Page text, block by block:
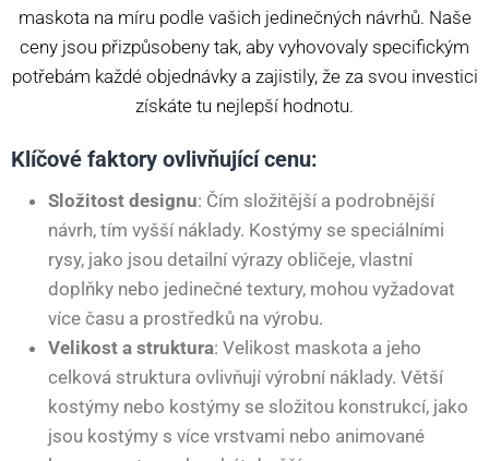
maskota na míru podle vašich jedinečných návrhů. Naše
ceny jsou přizpůsobeny tak, aby vyhovovaly specifickým
potřebám každé objednávky a zajistily, že za svou investici
získáte tu nejlepší hodnotu.
Klíčové faktory ovlivňující cenu:
Složitost designu: Čím složitější a podrobnější
návrh, tím vyšší náklady. Kostýmy se speciálními
rysy, jako jsou detailní výrazy obličeje, vlastní
doplňky nebo jedinečné textury, mohou vyžadovat
více času a prostředků na výrobu.
Velikost a struktura: Velikost maskota a jeho
celková struktura ovlivňují výrobní náklady. Větší
kostýmy nebo kostýmy se složitou konstrukcí, jako
jsou kostýmy s více vrstvami nebo animované